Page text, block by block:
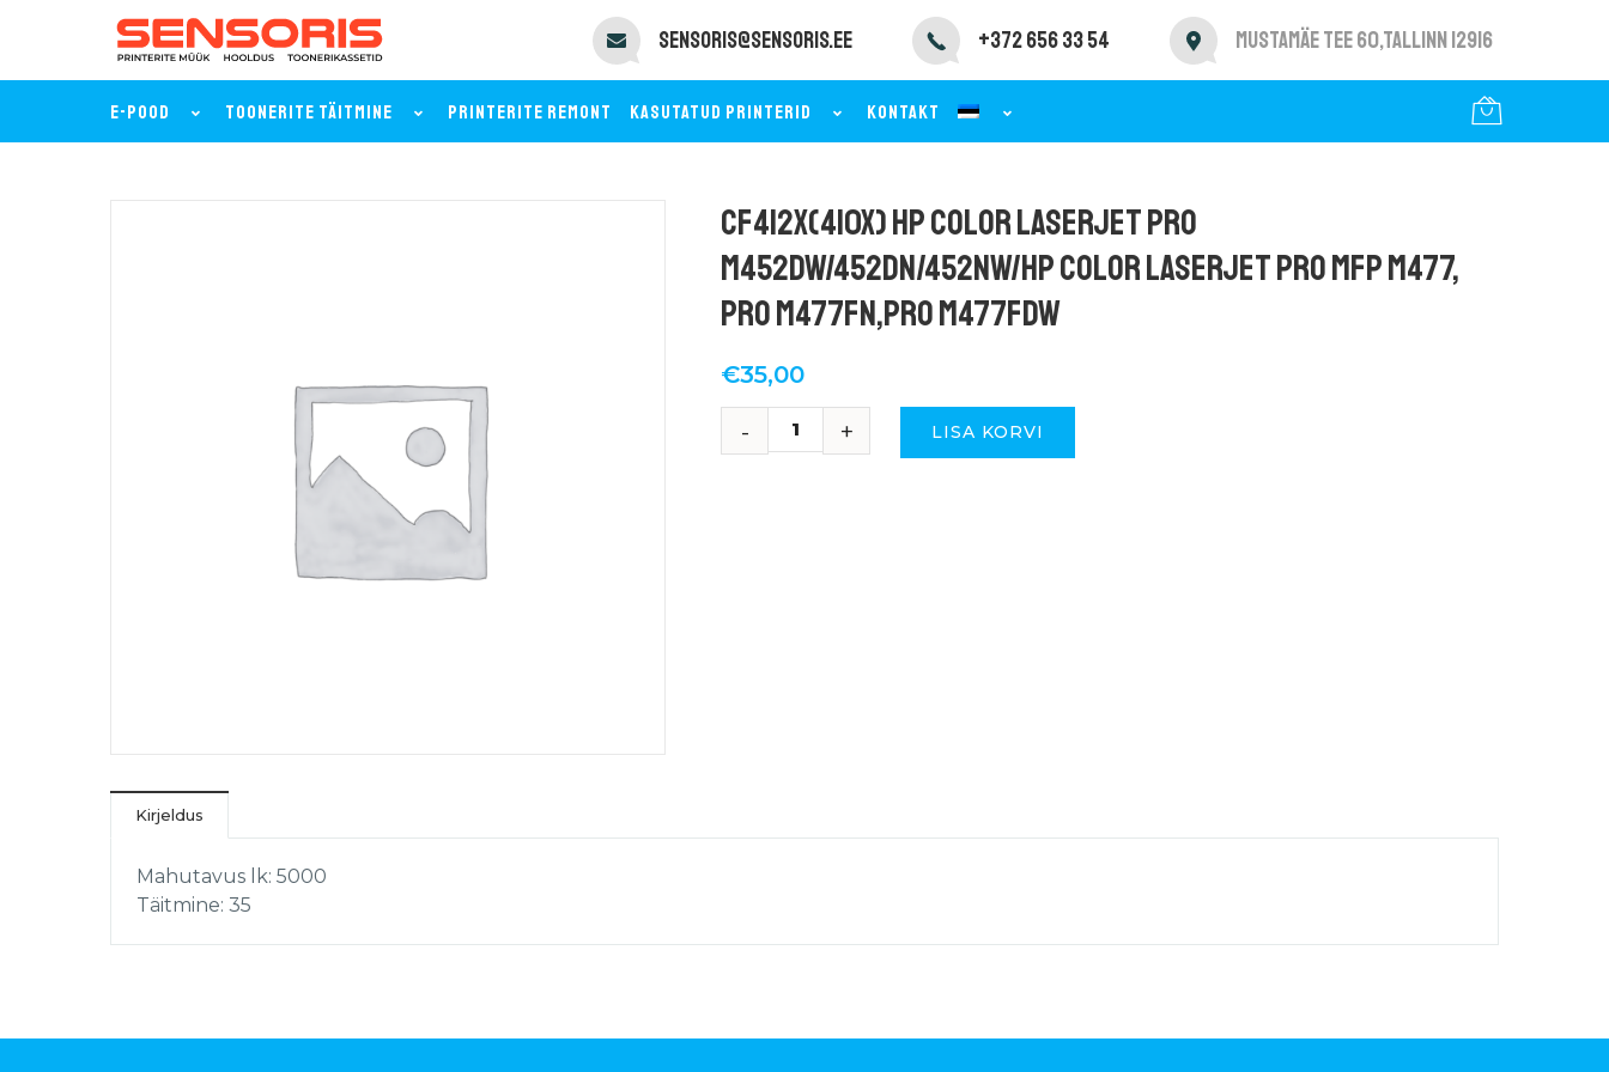
sensoris@sensoris.ee +372 656 33 54 Mustamäe tee 60,Tallinn 12916
E-POOD TOONERITE TÄITMINE PRINTERITE REMONT KASUTATUD PRINTERID KONTAKT
CF412X(410X) HP Color LaserJet Pro
M452dw/452dn/452nw/HP Color Laserjet Pro MFP M477,
Pro M477fn,Pro M477fdw
€35,00
LISA KORVI
Kirjeldus
Mahutavus lk: 5000
Täitmine: 35